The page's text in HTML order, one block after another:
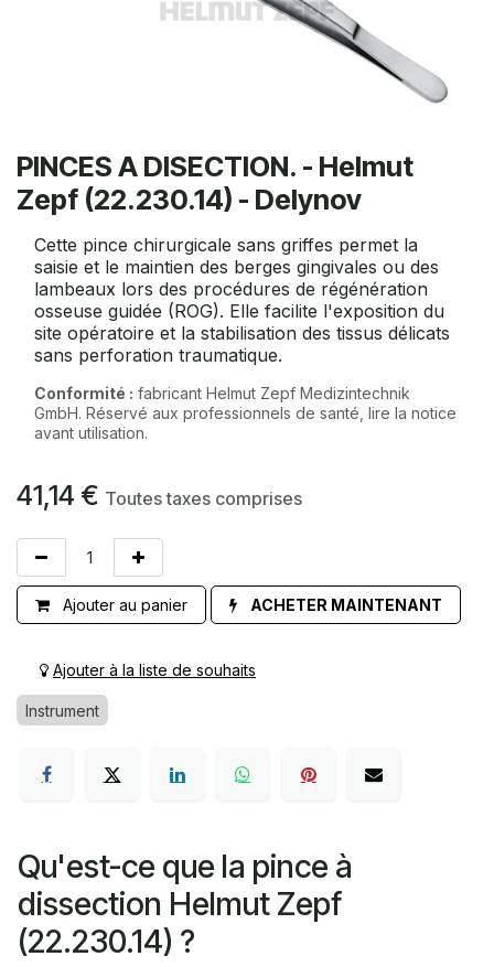
PINCES A DISECTION. - Helmut
Zepf (22.230.14) - Delynov
Cette pince chirurgicale sans griffes permet la
saisie et le maintien des berges gingivales ou des
lambeaux lors des procédures de régénération
osseuse guidée (ROG). Elle facilite l'exposition du
site opératoire et la stabilisation des tissus délicats
sans perforation traumatique.
Conformité : fabricant Helmut Zepf Medizintechnik
GmbH. Réservé aux professionnels de santé, lire la notice
avant utilisation.
41,14 € Toutes taxes comprises
Ajouter au panier ACHETER MAINTENANT
Ajouter à la liste de souhaits
Instrument
Qu'est-ce que la pince à
dissection Helmut Zepf
(22.230.14) ?